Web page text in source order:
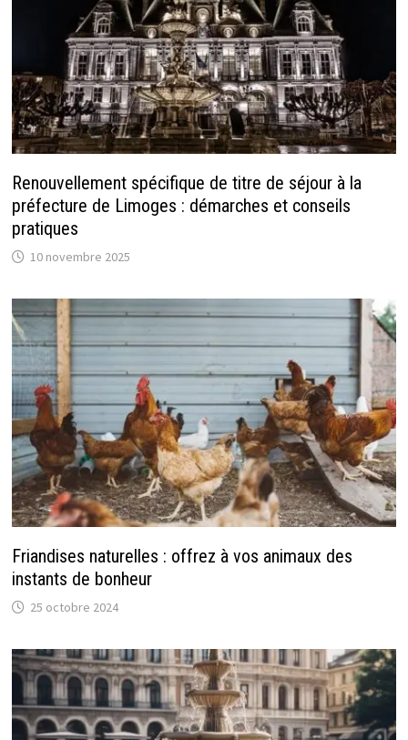
Renouvellement spécifique de titre de séjour à la
préfecture de Limoges : démarches et conseils
pratiques
10 novembre 2025
Friandises naturelles : offrez à vos animaux des
instants de bonheur
25 octobre 2024